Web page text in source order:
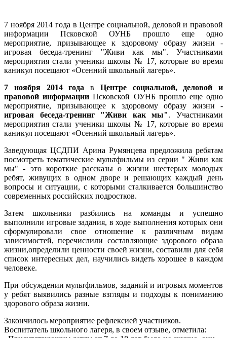
7 ноября 2014 года в Центре социальной, деловой и правовой
информации Псковской ОУНБ прошло еще одно
мероприятие, призывающее к здоровому образу жизни -
игровая беседа-тренинг "Живи как мы". Участниками
мероприятия стали ученики школы № 17, которые во время
каникул посещают «Осенний школьный лагерь».
7 ноября 2014 года в Центре социальной, деловой и
правовой информации Псковской ОУНБ прошло еще одно
мероприятие, призывающее к здоровому образу жизни -
игровая беседа-тренинг "Живи как мы". Участниками
мероприятия стали ученики школы № 17, которые во время
каникул посещают «Осенний школьный лагерь».
Заведующая ЦСДПИ Арина Румянцева предложила ребятам
посмотреть тематические мультфильмы из серии " Живи как
мы" - это короткие рассказы о жизни шестерых молодых
ребят, живущих в одном дворе и решающих каждый день
вопросы и ситуации, с которыми сталкивается большинство
современных российских подростков.
Затем школьники разбились на команды и успешно
выполнили игровые задания, в ходе выполнения которых они
сформулировали свое отношение к различным видам
зависимостей, перечислили составляющие здорового образа
жизни,определили ценности своей жизни, составили для себя
список интересных дел, научились видеть хорошее в каждом
человеке.
При обсуждении мультфильмов, заданий и игровых моментов
у ребят выявились разные взгляды и подходы к пониманию
здорового образа жизни.
Закончилось мероприятие рефлексией участников.
Воспитатель школьного лагеря, в своем отзыве, отметила: